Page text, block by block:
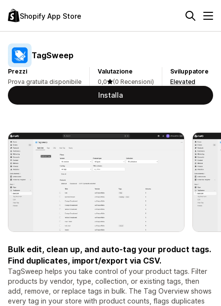
Shopify App Store
TagSweep
Prezzi
Prova gratuita disponibile
Valutazione
0,0
(0 Recensioni)
Sviluppatore
Elevated
Installa
Bulk edit, clean up, and auto-tag your product tags.
Find duplicates, import/export via CSV.
TagSweep helps you take control of your product tags. Filter
products by vendor, type, collection, or existing tags, then
add, remove, or replace tags in bulk. The Tag Overview shows
every tag in your store with product counts, flags duplicates